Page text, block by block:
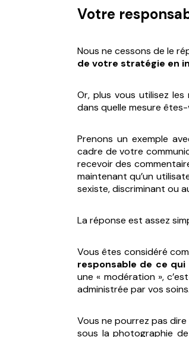
Votre
Nous ne cessons de le
de votre stratégie en
Or, plus vous utilisez
dans quelle mesure
Prenons un exemple
cadre de votre
recevoir des
maintenant qu’un
sexiste, discriminant ou
La réponse est assez
Vous êtes considéré
responsable de ce
une « modération »,
administrée par vos soins.
Vous ne pourrez pas dire
sous la photographie